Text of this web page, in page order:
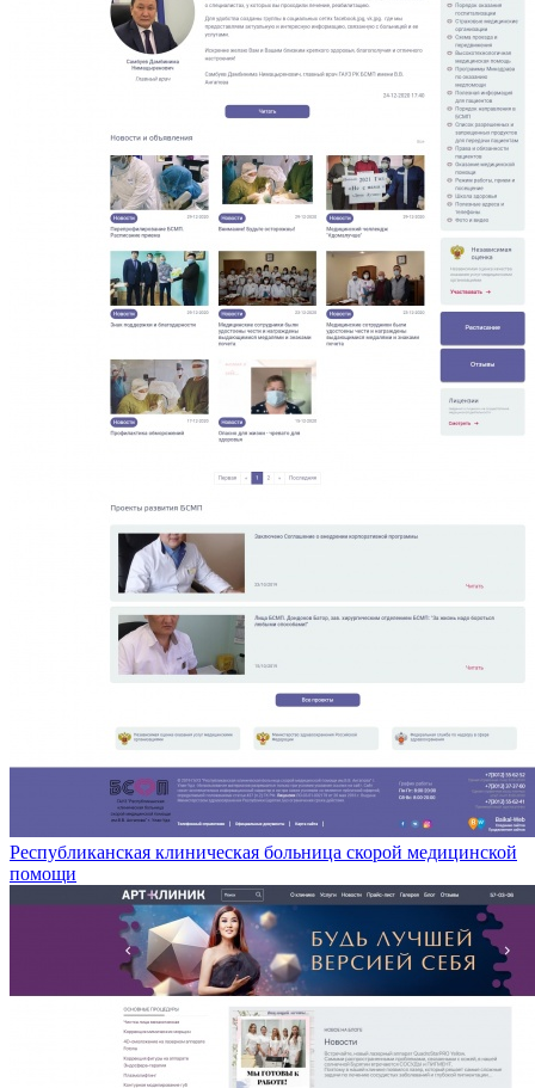
Республиканская клиническая больница скорой медицинской
помощи